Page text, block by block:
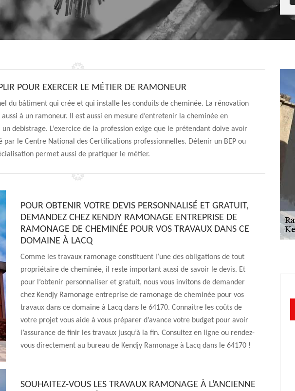
POUR EXERCER LE MÉTIER DE RAMONEUR
du bâtiment qui crée et qui installe les conduits de cheminée. La rénovation
à un ramoneur. Il est aussi en mesure d’entretenir la cheminée en
debistrage. L’exercice de la profession exige que le prétendant doive avoir
par le Centre National des Certifications professionnelles. Détenir un BEP ou
permet aussi de pratiquer le métier.
POUR OBTENIR VOTRE DEVIS PERSONNALISÉ ET GRATUIT,
DEMANDEZ CHEZ KENDJY RAMONAGE ENTREPRISE DE
RAMONAGE DE CHEMINÉE POUR VOS TRAVAUX DANS CE
DOMAINE À LACQ
Comme les travaux ramonage constituent l’une des obligations de tout
propriétaire de cheminée, il reste important aussi de savoir le devis. Et
pour l’obtenir personnaliser et gratuit, nous vous invitons de demander
chez Kendjy Ramonage entreprise de ramonage de cheminée pour vos
travaux dans ce domaine à Lacq dans le 64170. Connaitre les coûts de
votre projet vous aide à vous préparer d’avance votre budget pour avoir
l’assurance de finir les travaux jusqu’à la fin. Consultez en ligne ou rendez-
vous directement au bureau de Kendjy Ramonage à Lacq dans le 64170 !
SOUHAITEZ-VOUS LES TRAVAUX RAMONAGE À L’ANCIENNE